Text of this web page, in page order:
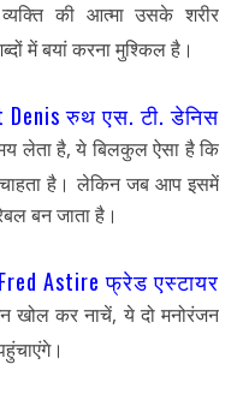
की आत्मा उसके शरीर
में बयां करना मुश्किल है।
Denis रुथ एस. टी. डेनिस
लेता है, ये बिलकुल ऐसा है कि
है। लेकिन जब आप इसमें
बन जाता है।
Fred Astire फ्रेड एस्टायर
कर नाचें, ये दो मनोरंजन